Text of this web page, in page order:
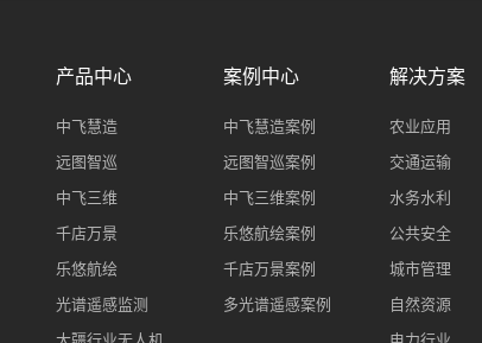
产品中心
中飞慧造
远图智巡
中飞三维
千店万景
乐悠航绘
光谱遥感监测
案例中心
中飞慧造案例
远图智巡案例
中飞三维案例
乐悠航绘案例
千店万景案例
多光谱遥感案例
解决方案
农业应用
交通运输
水务水利
公共安全
城市管理
自然资源